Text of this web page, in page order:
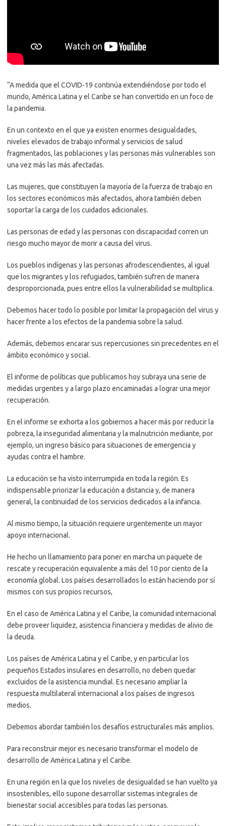
“A medida que el COVID-19 continúa extendiéndose por todo el
mundo, América Latina y el Caribe se han convertido en un foco de
la pandemia.
En un contexto en el que ya existen enormes desigualdades,
niveles elevados de trabajo informal y servicios de salud
fragmentados, las poblaciones y las personas más vulnerables son
una vez más las más afectadas.
Las mujeres, que constituyen la mayoría de la fuerza de trabajo en
los sectores económicos más afectados, ahora también deben
soportar la carga de los cuidados adicionales.
Las personas de edad y las personas con discapacidad corren un
riesgo mucho mayor de morir a causa del virus.
Los pueblos indígenas y las personas afrodescendientes, al igual
que los migrantes y los refugiados, también sufren de manera
desproporcionada, pues entre ellos la vulnerabilidad se multiplica.
Debemos hacer todo lo posible por limitar la propagación del virus y
hacer frente a los efectos de la pandemia sobre la salud.
Además, debemos encarar sus repercusiones sin precedentes en el
ámbito económico y social.
El informe de políticas que publicamos hoy subraya una serie de
medidas urgentes y a largo plazo encaminadas a lograr una mejor
recuperación.
En el informe se exhorta a los gobiernos a hacer más por reducir la
pobreza, la inseguridad alimentaria y la malnutrición mediante, por
ejemplo, un ingreso básico para situaciones de emergencia y
ayudas contra el hambre.
La educación se ha visto interrumpida en toda la región. Es
indispensable priorizar la educación a distancia y, de manera
general, la continuidad de los servicios dedicados a la infancia.
Al mismo tiempo, la situación requiere urgentemente un mayor
apoyo internacional.
He hecho un llamamiento para poner en marcha un paquete de
rescate y recuperación equivalente a más del 10 por ciento de la
economía global. Los países desarrollados lo están haciendo por sí
mismos con sus propios recursos,
En el caso de América Latina y el Caribe, la comunidad internacional
debe proveer liquidez, asistencia financiera y medidas de alivio de
la deuda.
Los países de América Latina y el Caribe, y en particular los
pequeños Estados insulares en desarrollo, no deben quedar
excluidos de la asistencia mundial. Es necesario ampliar la
respuesta multilateral internacional a los países de ingresos
medios.
Debemos abordar también los desafíos estructurales más amplios.
Para reconstruir mejor es necesario transformar el modelo de
desarrollo de América Latina y el Caribe.
En una región en la que los niveles de desigualdad se han vuelto ya
insostenibles, ello supone desarrollar sistemas integrales de
bienestar social accesibles para todas las personas.